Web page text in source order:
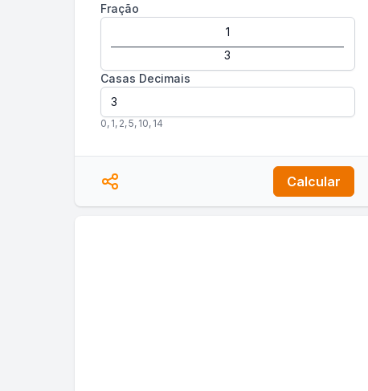
Fração
Casas Decimais
0, 1, 2,5, 10, 14
Calcular